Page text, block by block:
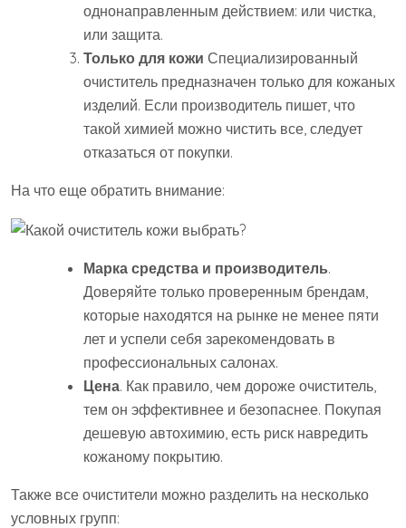
однонаправленным действием: или чистка,
или защита.
Только для кожи Специализированный
очиститель предназначен только для кожаных
изделий. Если производитель пишет, что
такой химией можно чистить все, следует
отказаться от покупки.
На что еще обратить внимание:
Марка средства и производитель.
Доверяйте только проверенным брендам,
которые находятся на рынке не менее пяти
лет и успели себя зарекомендовать в
профессиональных салонах.
Цена. Как правило, чем дороже очиститель,
тем он эффективнее и безопаснее. Покупая
дешевую автохимию, есть риск навредить
кожаному покрытию.
Также все очистители можно разделить на несколько
условных групп: